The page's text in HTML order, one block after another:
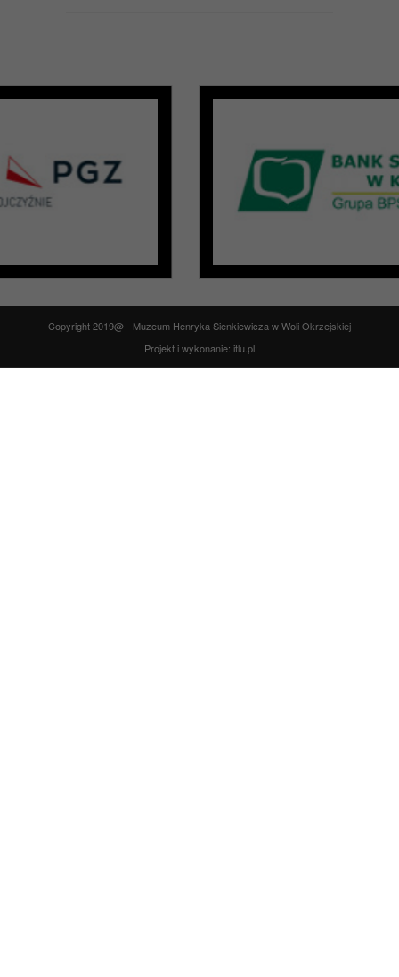
Copyright 2019@ - Muzeum Henryka Sienkiewicza w Woli Okrzejskiej
Projekt i wykonanie: itlu.pl